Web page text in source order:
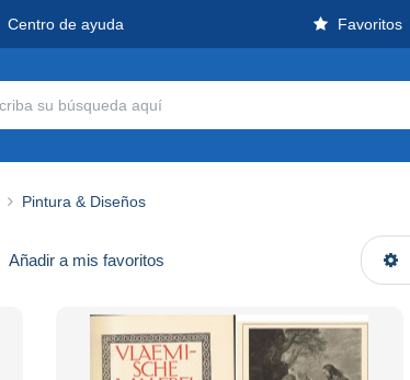
Centro de ayuda Favoritos
Pintura & Diseños
Añadir a mis favoritos